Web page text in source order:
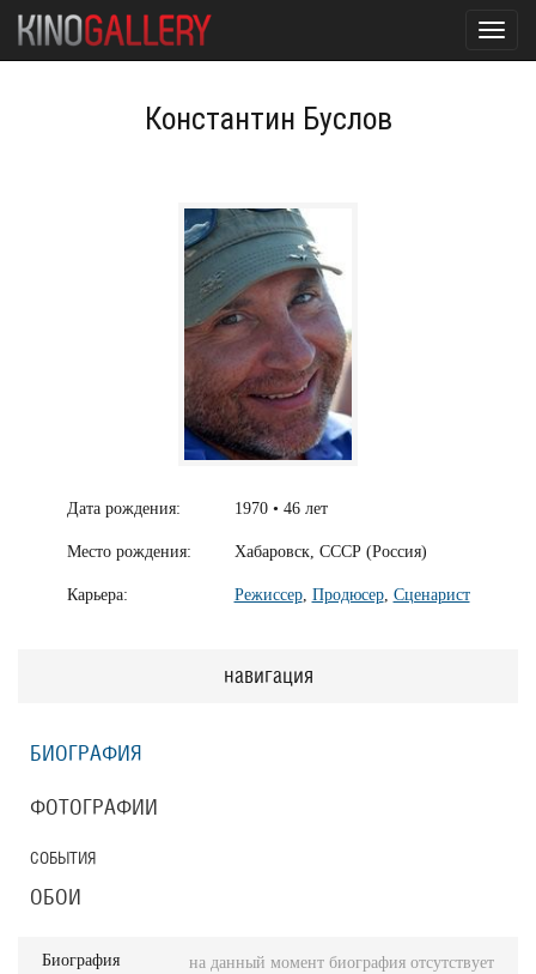
Константин Буслов
Дата рождения: 1970 • 46 лет
Место рождения: Хабаровск, СССР (Россия)
Карьера: Режиссер, Продюсер, Сценарист
навигация
БИОГРАФИЯ
ФОТОГРАФИИ
СОБЫТИЯ
ОБОИ
Биография на данный момент биография отсутствует